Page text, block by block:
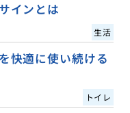
インとは
生活
快適に使い続ける
トイレ